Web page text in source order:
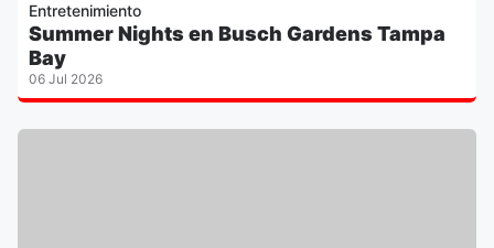
Entretenimiento
Summer Nights en Busch Gardens Tampa
Bay
06 Jul 2026